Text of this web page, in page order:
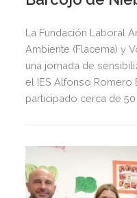
La Fundación Laboral
Ambiente (Flacema) y
una jornada de
el IES Alfonso Romero
participado cerca de